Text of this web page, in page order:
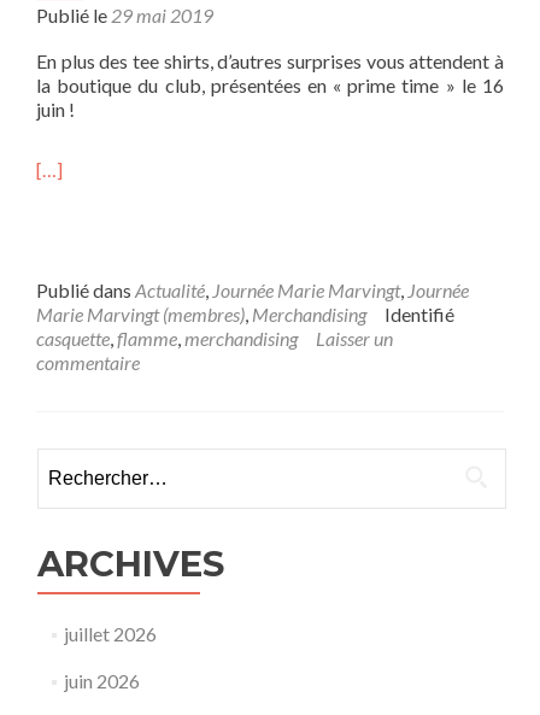
Publié le 29 mai 2019
En plus des tee shirts, d’autres surprises vous attendent à
la boutique du club, présentées en « prime time » le 16
juin !
[…]
Publié dans Actualité, Journée Marie Marvingt, Journée
Marie Marvingt (membres), Merchandising
Identifié
casquette,flamme,merchandising
Laisser un
commentaire
ARCHIVES
juillet 2026
juin 2026